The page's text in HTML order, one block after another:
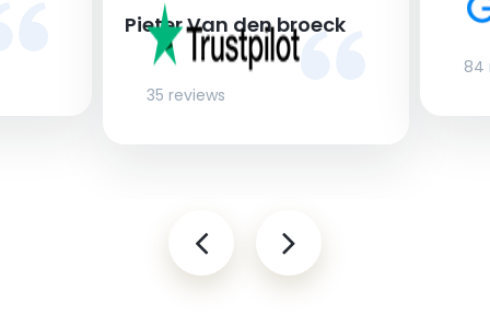
Pieter Van den broeck
35 reviews
84